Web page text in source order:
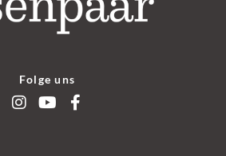
Folge uns